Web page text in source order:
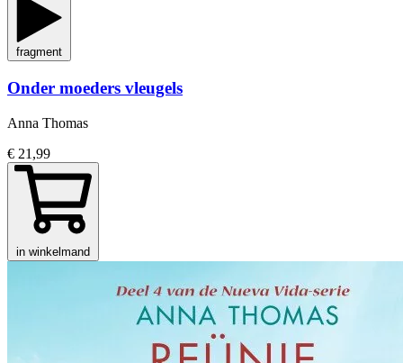
fragment
Onder moeders vleugels
Anna Thomas
€ 21,99
in winkelmand